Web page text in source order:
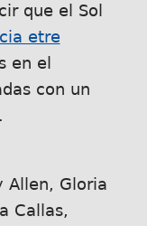
que el Sol
etre
en el
con un
Allen, Gloria
Callas,